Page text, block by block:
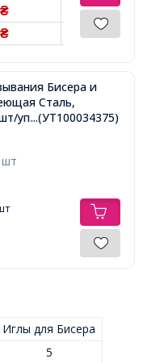
₴
₴
Бисера и
Сталь,
уп.,...(УТ100034375)
шт
Иглы для Бисера
5